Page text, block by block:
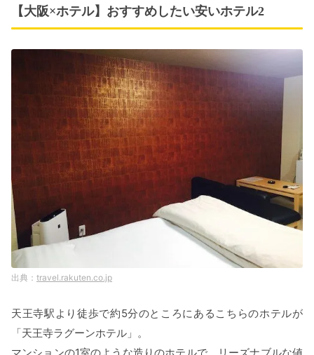
【大阪×ホテル】おすすめしたい安いホテル2
travel.rakuten.co.jp
天王寺駅より徒歩で約5分のところにあるこちらのホテルが
「天王寺ラグーンホテル」。